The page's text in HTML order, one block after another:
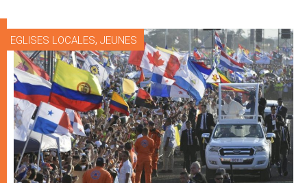
EGLISES LOCALES, JEUNES